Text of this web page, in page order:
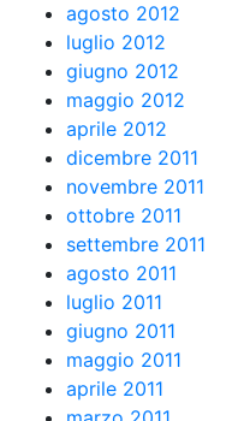
agosto 2012
luglio 2012
giugno 2012
maggio 2012
aprile 2012
dicembre 2011
novembre 2011
ottobre 2011
settembre 2011
agosto 2011
luglio 2011
giugno 2011
maggio 2011
aprile 2011